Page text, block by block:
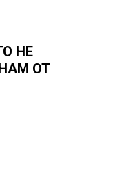
НЕ
ОТ